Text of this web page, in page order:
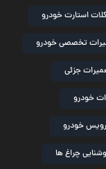
استارت خودرو
تخصصی خودرو
جزئی
خودرو
خودرو
چراغ ها